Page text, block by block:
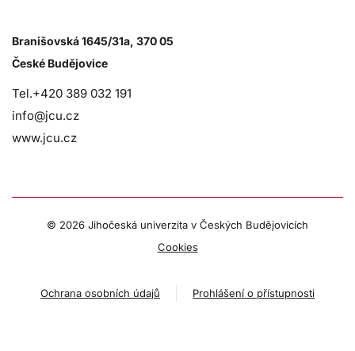
Branišovská 1645/31a, 370 05
České Budějovice
Tel.+420 389 032 191
info@jcu.cz
www.jcu.cz
© 2026 Jihočeská univerzita v Českých Budějovicích
Cookies
Ochrana osobních údajů Prohlášení o přístupnosti